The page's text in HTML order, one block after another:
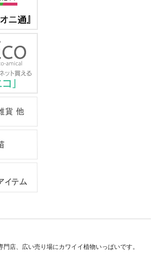
門店、広い売り場にカワイイ植物いっぱいです。